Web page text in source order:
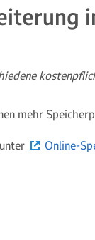
mehr
Online-